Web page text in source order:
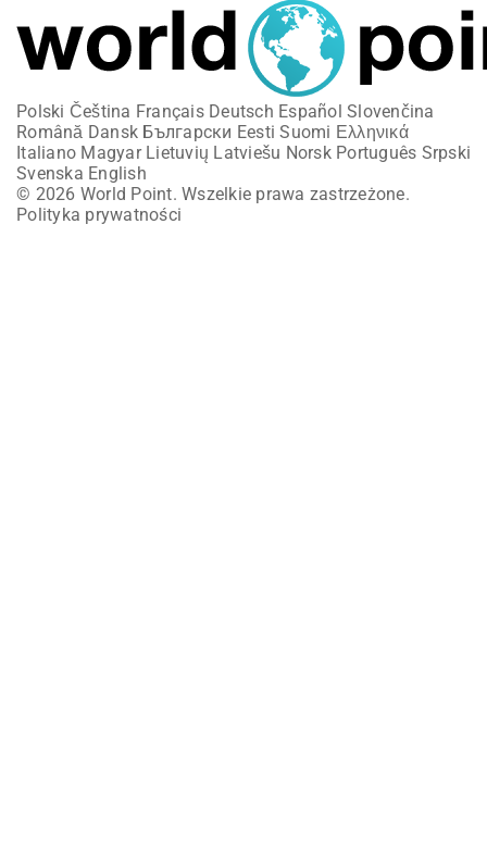
Polski Čeština Français Deutsch Español Slovenčina
Română Dansk Български Eesti Suomi Ελληνικά
Italiano Magyar Lietuvių Latviešu Norsk Português Srpski
Svenska English
© 2026 World Point. Wszelkie prawa zastrzeżone.
Polityka prywatności